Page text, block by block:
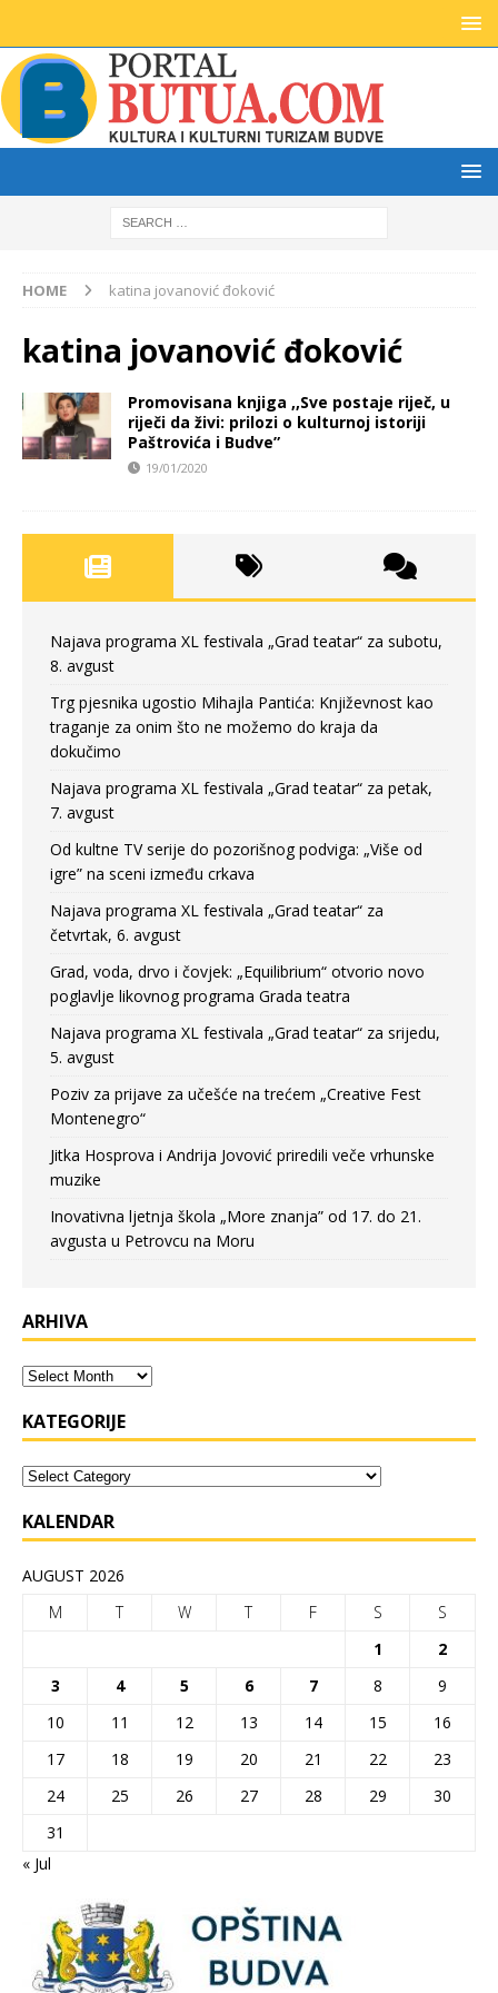
HOME katina jovanović đoković
katina jovanović đoković
Promovisana knjiga ,,Sve postaje riječ, u
riječi da živi: prilozi o kulturnoj istoriji
Paštrovića i Budve”
19/01/2020
Najava programa XL festivala „Grad teatar“ za subotu,
8. avgust
Trg pjesnika ugostio Mihajla Pantića: Književnost kao
traganje za onim što ne možemo do kraja da
dokučimo
Najava programa XL festivala „Grad teatar“ za petak,
7. avgust
Od kultne TV serije do pozorišnog podviga: „Više od
igre” na sceni između crkava
Najava programa XL festivala „Grad teatar“ za
četvrtak, 6. avgust
Grad, voda, drvo i čovjek: „Equilibrium“ otvorio novo
poglavlje likovnog programa Grada teatra
Najava programa XL festivala „Grad teatar“ za srijedu,
5. avgust
Poziv za prijave za učešće na trećem „Creative Fest
Montenegro“
Jitka Hosprova i Andrija Jovović priredili veče vrhunske
muzike
Inovativna ljetnja škola „More znanja” od 17. do 21.
avgusta u Petrovcu na Moru
ARHIVA
KATEGORIJE
KALENDAR
AUGUST 2026
M
T W T F S
S
1
2
3
4 5 6 7 8
9
10
11 12 13 14 15
16
17
18 19 20 21 22
23
24
25 26 27 28 29
30
31
« Jul